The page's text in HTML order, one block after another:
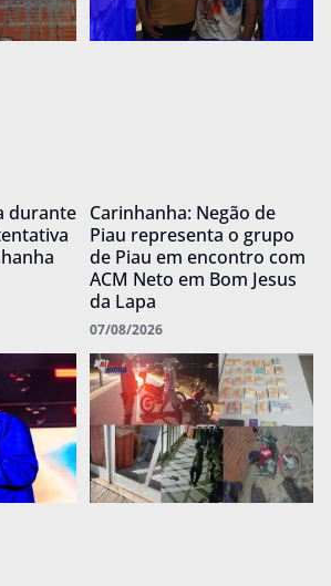
durante Carinhanha: Negão de
Piau representa o grupo
de Piau em encontro com
ACM Neto em Bom Jesus
da Lapa
07/08/2026